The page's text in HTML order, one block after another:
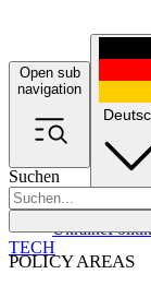
Open sub
navigation
Suchen
POLICY AREAS
UkrainePolitik
TECH